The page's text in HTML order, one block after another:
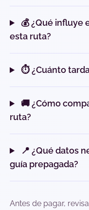
💰 ¿Qué influye
esta ruta?
⏱️ ¿Cuánto
🚚 ¿Cómo
ruta?
📍 ¿Qué datos
guía prepagada?
Antes de pagar,